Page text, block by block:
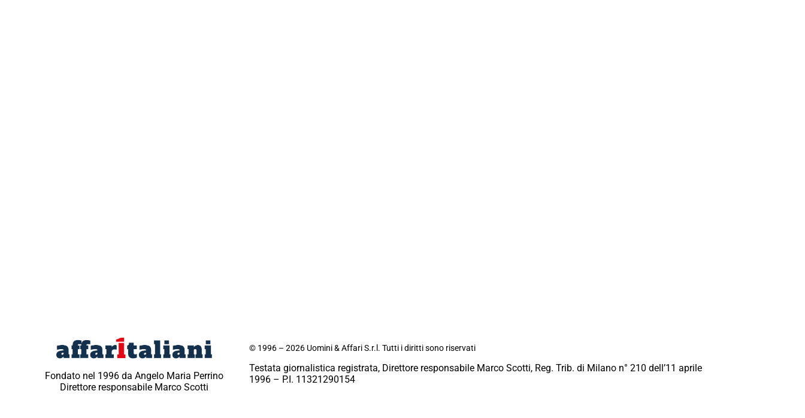
Fondato nel 1996 da Angelo Maria Perrino
Direttore responsabile Marco Scotti
© 1996 – 2026 Uomini & Affari S.r.l. Tutti i diritti sono riservati
Testata giornalistica registrata, Direttore responsabile Marco Scotti, Reg. Trib. di Milano n° 210 dell’11 aprile
1996 – P.I. 11321290154